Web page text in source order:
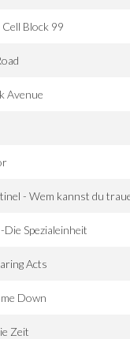
Block 99
Avenue
- Wem kannst du
-Die Spezialeinheit
Acts
Down
Zeit